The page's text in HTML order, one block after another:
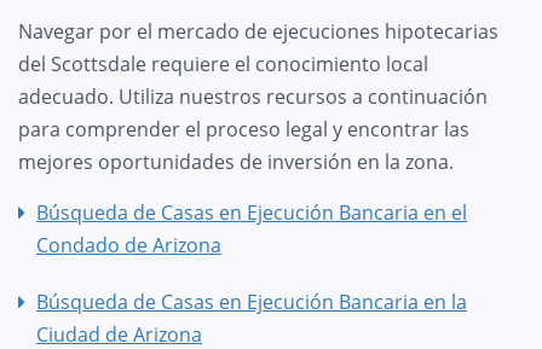
Navegar por el mercado de ejecuciones hipotecarias
del Scottsdale requiere el conocimiento local
adecuado. Utiliza nuestros recursos a continuación
para comprender el proceso legal y encontrar las
mejores oportunidades de inversión en la zona.
Búsqueda de Casas en Ejecución Bancaria en el
Condado de Arizona
Búsqueda de Casas en Ejecución Bancaria en la
Ciudad de Arizona